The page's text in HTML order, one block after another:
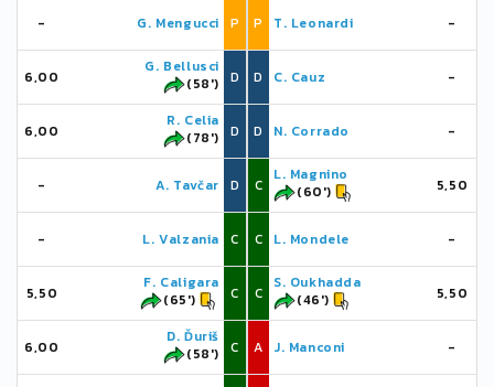
- G. Mengucci P
6,00
G. Bellusci
(58')
D
6,00
R. Celia
(78')
D
- A. Tavčar D
- L. Valzania C
5,50
F. Caligara
(65')
C
6,00
D. Ďuriš
(58')
C
P T. Leonardi -
D C. Cauz -
D N. Corrado -
C
L. Magnino
(60')
5,50
C L. Mondele -
C
S. Oukhadda
(46')
5,50
A J. Manconi -